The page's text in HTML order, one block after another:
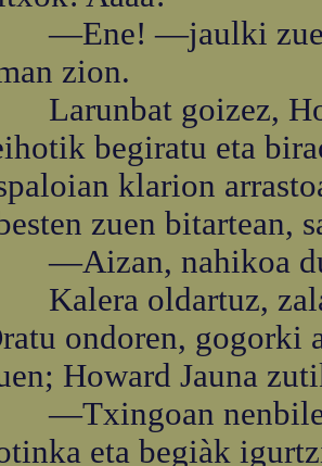
—jaulki zuen
zion.
goizez,
begiratu eta
klarion
zuen bitartean,
nahikoa
oldartuz,
ondoren, gogorki
Howard Jauna
nenbilen
eta begiàk